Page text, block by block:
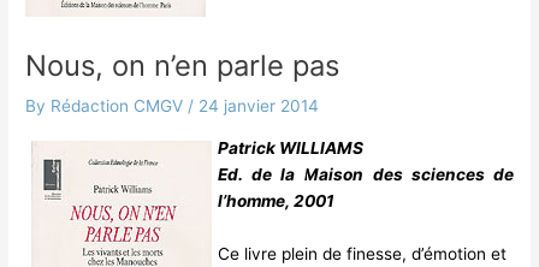
Nous, on n’en parle pas
By Rédaction CMGV/ 24 janvier 2014
Patrick WILLIAMS
Ed. de la Maison des sciences de
l’homme, 2001
Ce livre plein de finesse, d’émotion et